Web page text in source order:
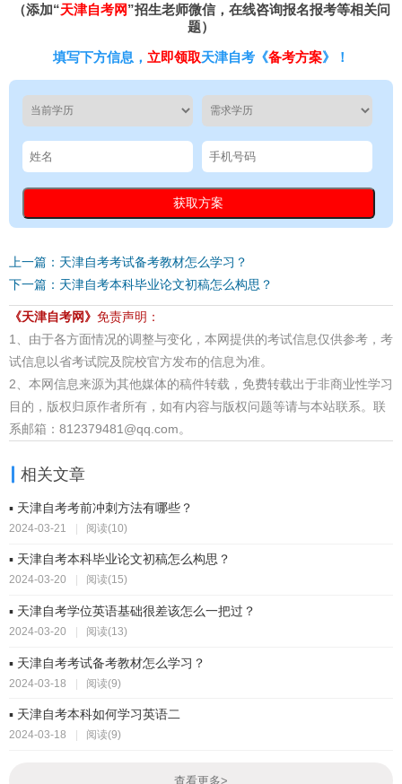
（添加“天津自考网”招生老师微信，在线咨询报名报考等相关问
题）
填写下方信息， 立即领取天津自考《备考方案》！
上一篇：天津自考考试备考教材怎么学习？
下一篇：天津自考本科毕业论文初稿怎么构思？
《天津自考网》 免责声明：
1、由于各方面情况的调整与变化，本网提供的考试信息仅供参考，考
试信息以省考试院及院校官方发布的信息为准。
2、本网信息来源为其他媒体的稿件转载，免费转载出于非商业性学习
目的，版权归原作者所有，如有内容与版权问题等请与本站联系。联
系邮箱：812379481@qq.com。
相关文章
▪ 天津自考考前冲刺方法有哪些？
2024-03-21 | 阅读(10)
▪ 天津自考本科毕业论文初稿怎么构思？
2024-03-20 阅读(15)
▪ 天津自考学位英语基础很差该怎么一把过？
2024-03-20 阅读(13)
▪ 天津自考考试备考教材怎么学习？
2024-03-18 | 阅读(9)
▪ 天津自考本科如何学习英语二
2024-03-18 阅读(9)
查看更多>